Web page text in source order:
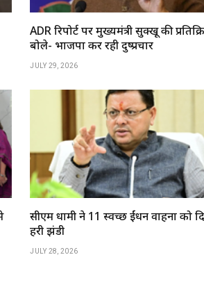
ADR रिपोर्ट पर मुख्यमंत्री सुक्खू की
बोले- भाजपा कर रही दुष्प्रचार
JULY 29, 2026
सीएम धामी ने 11 स्वच्छ ईंधन वाहनों को
हरी झंडी
JULY 28, 2026